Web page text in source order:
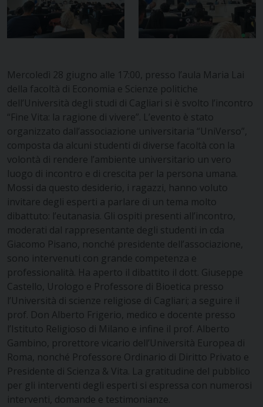
Mercoledì 28 giugno alle 17:00, presso l’aula Maria Lai
della facoltà di Economia e Scienze politiche
dell’Università degli studi di Cagliari si è svolto l’incontro
“Fine Vita: la ragione di vivere”. L’evento è stato
organizzato dall’associazione universitaria “UniVerso”,
composta da alcuni studenti di diverse facoltà con la
volontà di rendere l’ambiente universitario un vero
luogo di incontro e di crescita per la persona umana.
Mossi da questo desiderio, i ragazzi, hanno voluto
invitare degli esperti a parlare di un tema molto
dibattuto: l’eutanasia. Gli ospiti presenti all’incontro,
moderati dal rappresentante degli studenti in cda
Giacomo Pisano, nonché presidente dell’associazione,
sono intervenuti con grande competenza e
professionalità. Ha aperto il dibattito il dott. Giuseppe
Castello, Urologo e Professore di Bioetica presso
l’Università di scienze religiose di Cagliari; a seguire il
prof. Don Alberto Frigerio, medico e docente presso
l’Istituto Religioso di Milano e infine il prof. Alberto
Gambino, prorettore vicario dell’Università Europea di
Roma, nonché Professore Ordinario di Diritto Privato e
Presidente di Scienza & Vita. La gratitudine del pubblico
per gli interventi degli esperti si espressa con numerosi
interventi, domande e testimonianze.